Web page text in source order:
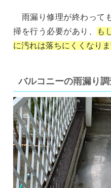
雨漏り修理が終わって
掃を行う必要があり、
も
に汚れは落ちにくくなりま
バルコニーの雨漏り